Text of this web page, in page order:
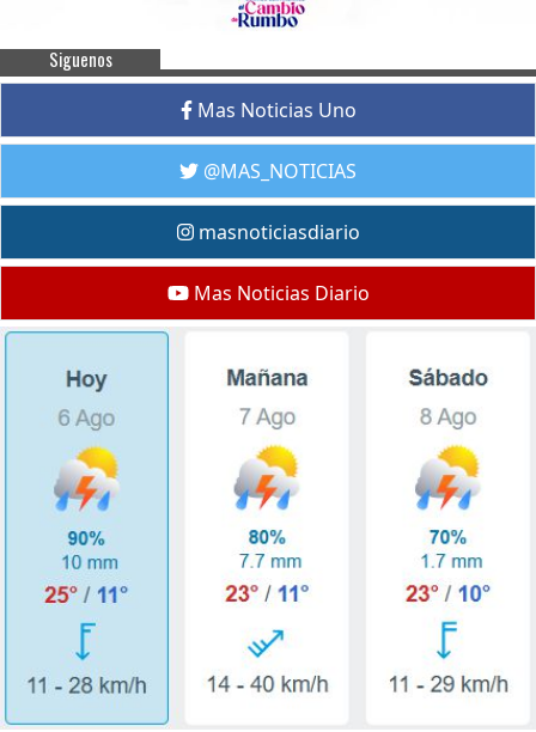
Siguenos
Mas Noticias Uno
@MAS_NOTICIAS
masnoticiasdiario
Mas Noticias Diario